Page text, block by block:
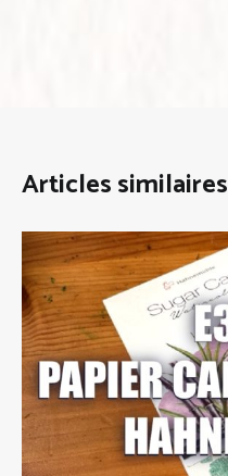
Articles similaires